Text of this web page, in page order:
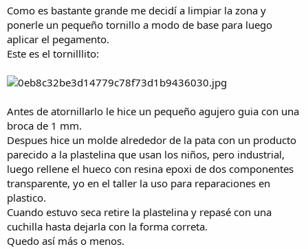
Como es bastante grande me decidí a limpiar la zona y
ponerle un pequeño tornillo a modo de base para luego
aplicar el pegamento.
Este es el tornilllito:
Antes de atornillarlo le hice un pequeño agujero guia con una
broca de 1 mm.
Despues hice un molde alrededor de la pata con un producto
parecido a la plastelina que usan los niños, pero industrial,
luego rellene el hueco con resina epoxi de dos componentes
transparente, yo en el taller la uso para reparaciones en
plastico.
Cuando estuvo seca retire la plastelina y repasé con una
cuchilla hasta dejarla con la forma correta.
Quedo así más o menos.